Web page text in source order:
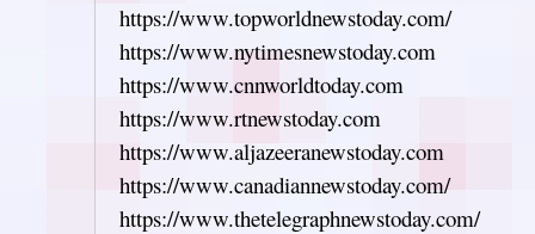
https://www.topworldnewstoday.com/
https://www.nytimesnewstoday.com
https://www.cnnworldtoday.com
https://www.rtnewstoday.com
https://www.aljazeeranewstoday.com
https://www.canadiannewstoday.com/
https://www.thetelegraphnewstoday.com/